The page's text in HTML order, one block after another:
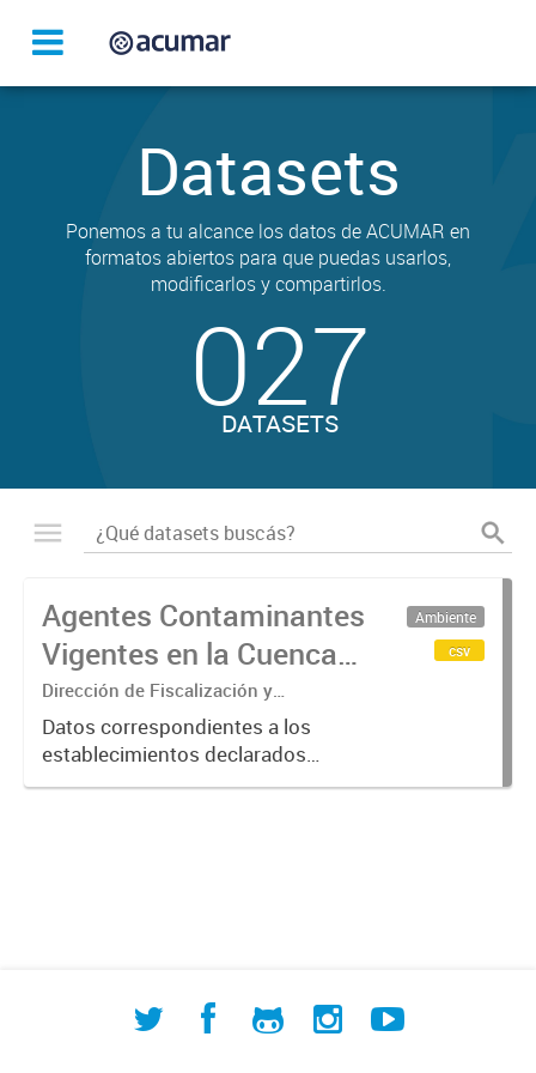
Datasets
Ponemos a tu alcance los datos de ACUMAR en
formatos abiertos para que puedas usarlos,
modificarlos y compartirlos.
027
DATASETS
Agentes Contaminantes
Vigentes en la Cuenca
Matanza Riachuelo
(2017-2023)
Dirección de Fiscalización y
Adecuación Ambiental
Datos correspondientes a los
establecimientos declarados
"Agentes Contaminantes" por
Ambiente
csv